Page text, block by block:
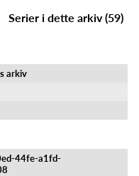
Serier i dette arkiv (59)
arkiv
44fe-a1fd-